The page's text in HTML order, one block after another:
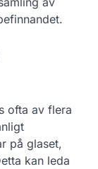
ofta av flera
på glaset,
kan leda